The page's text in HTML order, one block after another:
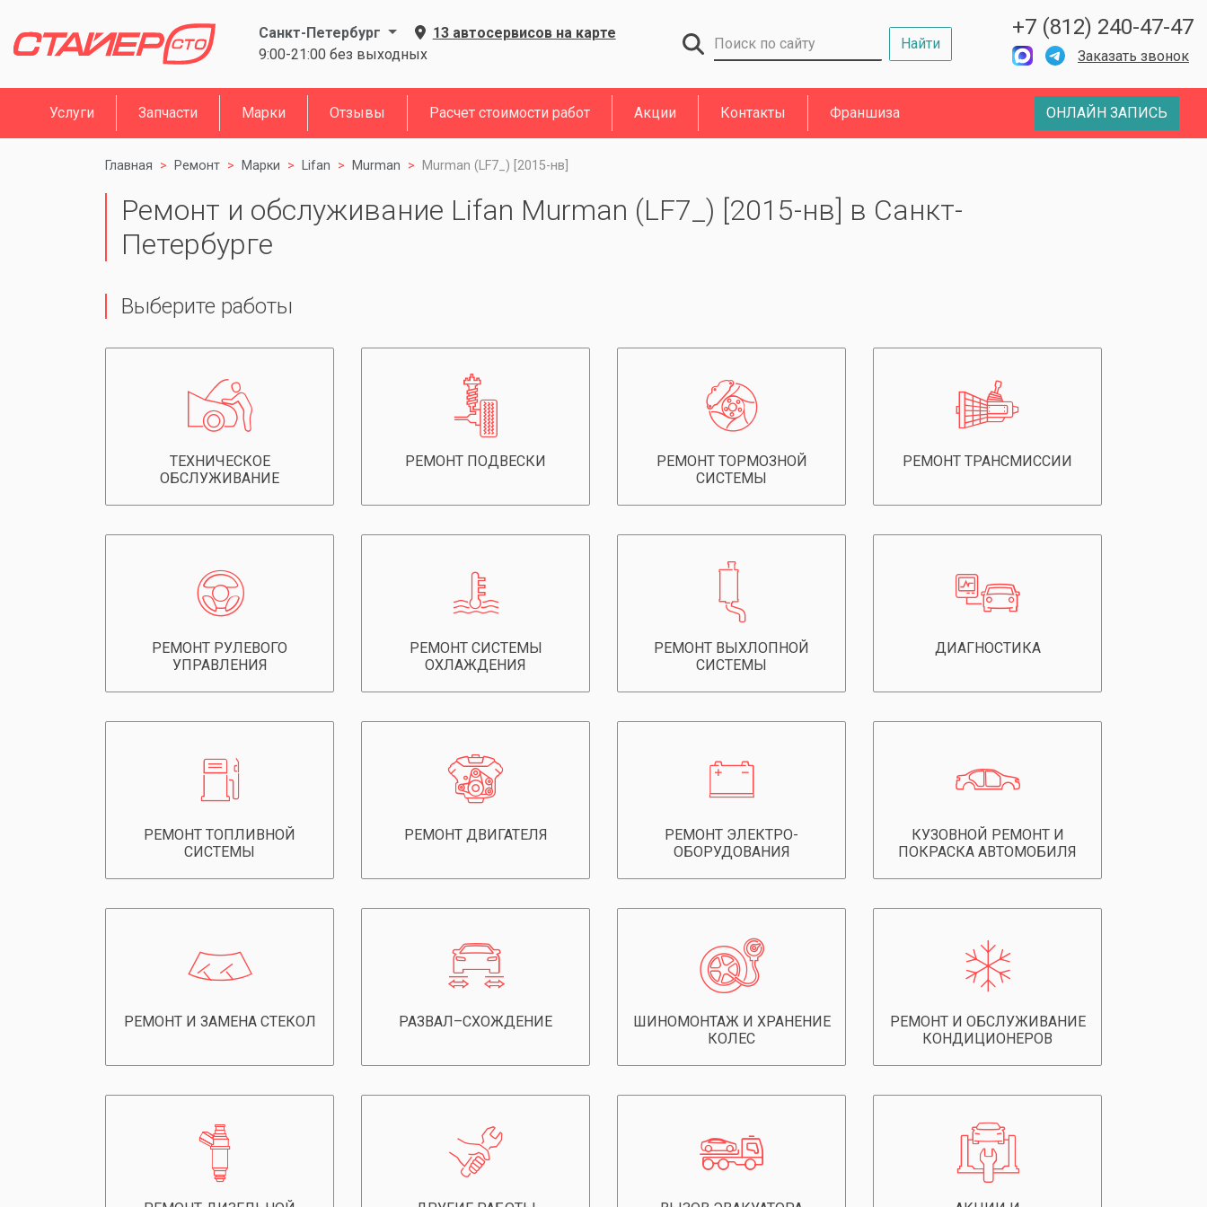
Санкт-Петербург
13 автосервисов на карте
9:00-21:00 без выходных
Найти
+7 (812) 240-47-47
Заказать звонок
Услуги Запчасти Марки Отзывы Расчет стоимости работ Акции Контакты Франшиза ОНЛАЙН ЗАПИСЬ
Главная Ремонт Марки Lifan Murman Murman (LF7_) [2015-нв]
Ремонт и обслуживание Lifan Murman (LF7_) [2015-нв] в Санкт-
Петербурге
Выберите работы
ТЕХНИЧЕСКОЕ
ОБСЛУЖИВАНИЕ
РЕМОНТ ПОДВЕСКИ
РЕМОНТ ТОРМОЗНОЙ
СИСТЕМЫ
РЕМОНТ ТРАНСМИССИИ
РЕМОНТ РУЛЕВОГО
УПРАВЛЕНИЯ
РЕМОНТ СИСТЕМЫ
ОХЛАЖДЕНИЯ
РЕМОНТ ВЫХЛОПНОЙ
СИСТЕМЫ
ДИАГНОСТИКА
РЕМОНТ ТОПЛИВНОЙ
СИСТЕМЫ
РЕМОНТ ДВИГАТЕЛЯ
РЕМОНТ ЭЛЕКТРО­
ОБОРУДОВАНИЯ
КУЗОВНОЙ РЕМОНТ И
ПОКРАСКА АВТОМОБИЛЯ
РЕМОНТ И ЗАМЕНА СТЕКОЛ РАЗВАЛ–СХОЖДЕНИЕ
ШИНОМОНТАЖ И ХРАНЕНИЕ
КОЛЕС
РЕМОНТ И ОБСЛУЖИВАНИЕ
КОНДИЦИОНЕРОВ